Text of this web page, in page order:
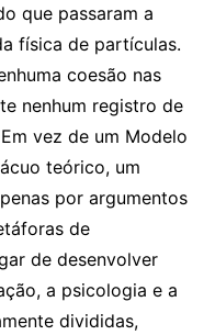
que passaram a
física de partículas.
coesão nas
nenhum registro de
vez de um Modelo
teórico, um
por argumentos
de
de desenvolver
a psicologia e a
divididas,